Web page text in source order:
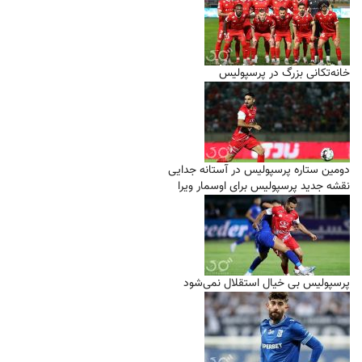
خانه‌تکانی بزرگ در پرسپولیس
دومین ستاره پرسپولیس در آستانه جدایی
نقشه جدید پرسپولیس برای اوسمار ویرا
پرسپولیس بی خیال استقلال نمی‌شود